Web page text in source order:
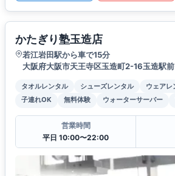
かたぎり塾玉造店
若江岩田駅から車で15分
大阪府大阪市天王寺区玉造町2-16玉造駅
タオルレンタル シューズレンタル ウェアレ
子連れOK
無料体験 ウォーターサーバー
営業時間
平日 10:00〜22:00